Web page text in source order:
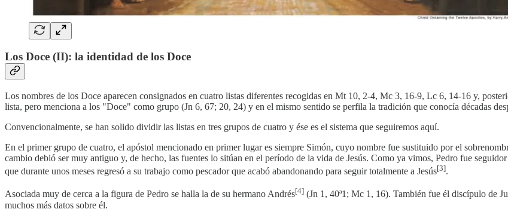
Los Doce (II): la identidad de los Doce
Los nombres de los Doce aparecen consignados en cuatro listas diferentes recogidas en Mt 10, 2-4, Mc 3, 16-9, Lc 6, 14-16 y,
lista, pero menciona a los "Doce" como grupo (Jn 6, 67; 20, 24) y en el mismo sentido se perfila la tradición que conocía décadas
Convencionalmente, se han solido dividir las listas en tres grupos de cuatro y ése es el sistema que seguiremos aquí.
En el primer grupo de cuatro, el apóstol mencionado en primer lugar es siempre Simón, cuyo nombre fue sustituido por el
cambio debió ser muy antiguo y, de hecho, las fuentes lo sitúan en el período de la vida de Jesús. Como ya vimos, Pedro fue
que durante unos meses regresó a su trabajo como pescador que acabó abandonando para seguir totalmente a Jesús[3].
Asociada muy de cerca a la figura de Pedro se halla la de su hermano Andrés[4] (Jn 1, 40ª1; Mc 1, 16). También fue él discípulo de
muchos más datos sobre él.